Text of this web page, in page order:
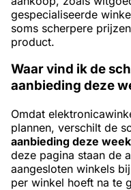
gespecialiseerde
soms scherpere
product.
Waar vind ik de
aanbieding deze
Omdat
plannen, verschilt de
aanbieding deze week
deze pagina staan de
aangesloten winkels
per winkel hoeft na te